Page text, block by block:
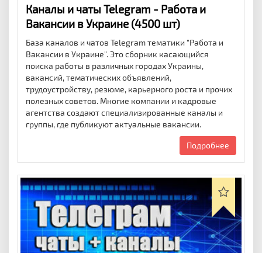
Каналы и чаты Telegram - Работа и
Вакансии в Украине (4500 шт)
База каналов и чатов Telegram тематики "Работа и
Вакансии в Украине". Это сборник касающийся
поиска работы в различных городах Украины,
вакансий, тематических объявлений,
трудоустройству, резюме, карьерного роста и прочих
полезных советов. Многие компании и кадровые
агентства создают специализированные каналы и
группы, где публикуют актуальные вакансии.
Подробнее